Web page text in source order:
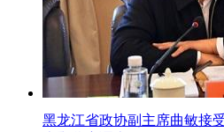
黑龙江省政协副主席曲敏接